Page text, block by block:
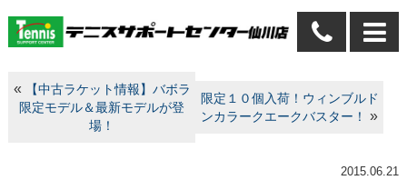
«
【中古ラケット情報】バボラ
限定モデル＆最新モデルが登
場！
限定１０個入荷！ウィンブルド
ンカラークエークバスター！
»
2015.06.21